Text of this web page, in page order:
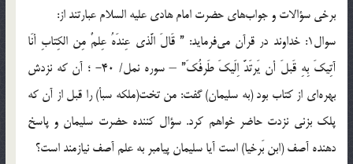
برخي سؤالات و جواب‌هاي حضرت امام هادي عليه السلام عبارتند از:
سوال1: خداوند در قرآن مي‌فرمايد: ” قَالَ الَّذي عِندَهُ عِلمٌ مِن الكِتابِ أنَا
آتِيكَ بِهِ قَبلَ أن يَرتَدَّ اِلَيكَ طَرفُكَ” – سوره نمل/ 40- ؛ آن كه نزدش
بهره‌اي از كتاب بود (به سليمان) گفت: من تخت(ملكه سبأ) را قبل از آن كه
پلك بزني نزدت حاضر خواهم كرد. سؤال كننده حضرت سليمان و پاسخ
دهنده آصف (ابن بَرخيا) است آيا سليمان پيامبر به علم آصف نيازمند است؟